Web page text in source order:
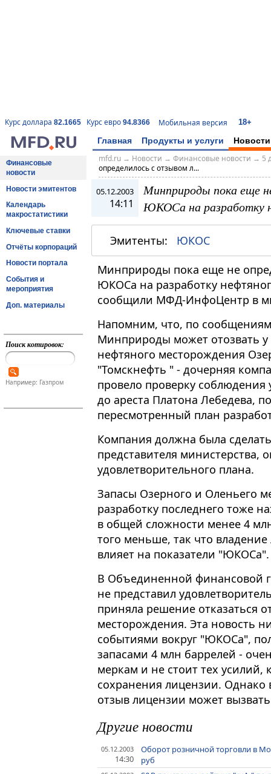
Курс доллара 82.1665 Курс евро 94.8366 Мобильная версия 18+
Главная Продукты и услуги Новости
Финансовые
новости
Новости эмитентов
Календарь
макростатистики
Ключевые ставки
Отчёты корпораций
Новости портала
События и
мероприятия
Доп. материалы
Поиск котировок:
Например: Газпром
mfd.ru→ Новости → Финансовые новости → 5
определилось с отзывом л...
05.12.2003
14:11
Минприроды пока еще
ЮКОСа на разработку
Эмитенты: ЮКОС
Минприроды пока еще не
ЮКОСа на разработку
сообщили МФД-ИнфоЦентр в
Напомним, что, по
Минприроды может отозвать
нефтяного месторождения
"Томскнефть " - дочерняя
провело проверку
до ареста Платона Лебедева,
пересмотренный план
Компания должна была
представителя министерства,
удовлетворительного плана.
Запасы Озерного и Оленьего
разработку последнего тоже
в общей сложности менее 4
того меньше, так что
влияет на показатели "ЮКОСа".
В Объединенной финансовой
не представил
приняла решение отказаться
месторождения. Эта новость
событиями вокруг "ЮКОСа",
запасами 4 млн баррелей -
меркам и не стоит тех
сохранения лицензии.
отзыв лицензии может
Другие новости
05.12.2003
14:30
Оборот розничной торговли в
руб